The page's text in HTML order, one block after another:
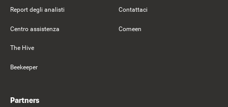
Report degli analisti
Centro assistenza
The Hive
Beekeeper
Contattaci
Comeen
Partners